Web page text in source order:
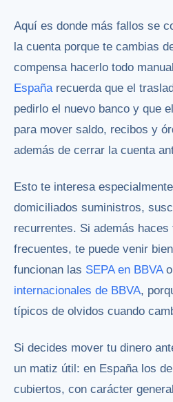
Aquí es donde más fallos se
la cuenta porque te cambias
compensa hacerlo todo
España recuerda que el
pedirlo el nuevo banco y que
para mover saldo, recibos y
además de cerrar la cuenta
Esto te interesa
domiciliados suministros,
recurrentes. Si además haces
frecuentes, te puede venir
funcionan las SEPA en BBVAo
internacionales de BBVA,
típicos de olvidos cuando
Si decides mover tu dinero
un matiz útil: en España los
cubiertos, con carácter